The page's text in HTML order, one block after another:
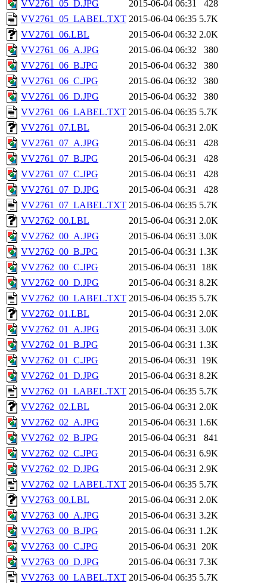
VV2761_05_D.JPG
2015-06-04 06:31
428
VV2761_05_LABEL.TXT 2015-06-04 06:35 5.7K
VV2761_06.LBL
2015-06-04 06:32 2.0K
VV2761_06_A.JPG
2015-06-04 06:32
380
VV2761_06_B.JPG
2015-06-04 06:32
380
VV2761_06_C.JPG
2015-06-04 06:32
380
VV2761_06_D.JPG
2015-06-04 06:32
380
VV2761_06_LABEL.TXT 2015-06-04 06:35 5.7K
VV2761_07.LBL
2015-06-04 06:31 2.0K
VV2761_07_A.JPG
2015-06-04 06:31
428
VV2761_07_B.JPG
2015-06-04 06:31
428
VV2761_07_C.JPG
2015-06-04 06:31
428
VV2761_07_D.JPG
2015-06-04 06:31
428
VV2761_07_LABEL.TXT 2015-06-04 06:35 5.7K
VV2762_00.LBL
2015-06-04 06:31 2.0K
VV2762_00_A.JPG
2015-06-04 06:31 3.0K
VV2762_00_B.JPG
2015-06-04 06:31 1.3K
VV2762_00_C.JPG
2015-06-04 06:31 18K
VV2762_00_D.JPG
2015-06-04 06:31 8.2K
VV2762_00_LABEL.TXT 2015-06-04 06:35 5.7K
VV2762_01.LBL
2015-06-04 06:31 2.0K
VV2762_01_A.JPG
2015-06-04 06:31 3.0K
VV2762_01_B.JPG
2015-06-04 06:31 1.3K
VV2762_01_C.JPG
2015-06-04 06:31 19K
VV2762_01_D.JPG
2015-06-04 06:31 8.2K
VV2762_01_LABEL.TXT 2015-06-04 06:35 5.7K
VV2762_02.LBL
2015-06-04 06:31 2.0K
VV2762_02_A.JPG
2015-06-04 06:31 1.6K
VV2762_02_B.JPG
2015-06-04 06:31
841
VV2762_02_C.JPG
2015-06-04 06:31 6.9K
VV2762_02_D.JPG
2015-06-04 06:31 2.9K
VV2762_02_LABEL.TXT 2015-06-04 06:35 5.7K
VV2763_00.LBL
2015-06-04 06:31 2.0K
VV2763_00_A.JPG
2015-06-04 06:31 3.2K
VV2763_00_B.JPG
2015-06-04 06:31 1.2K
VV2763_00_C.JPG
2015-06-04 06:31 20K
VV2763_00_D.JPG
2015-06-04 06:31 7.3K
VV2763_00_LABEL.TXT 2015-06-04 06:35 5.7K